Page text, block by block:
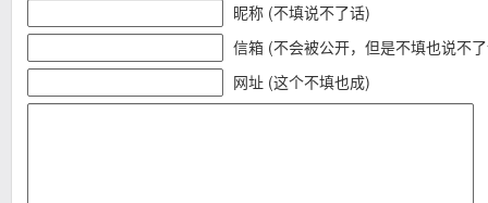
昵称 (不填说不了话)
信箱 (不会被公开，但是不填也说不
网址 (这个不填也成)